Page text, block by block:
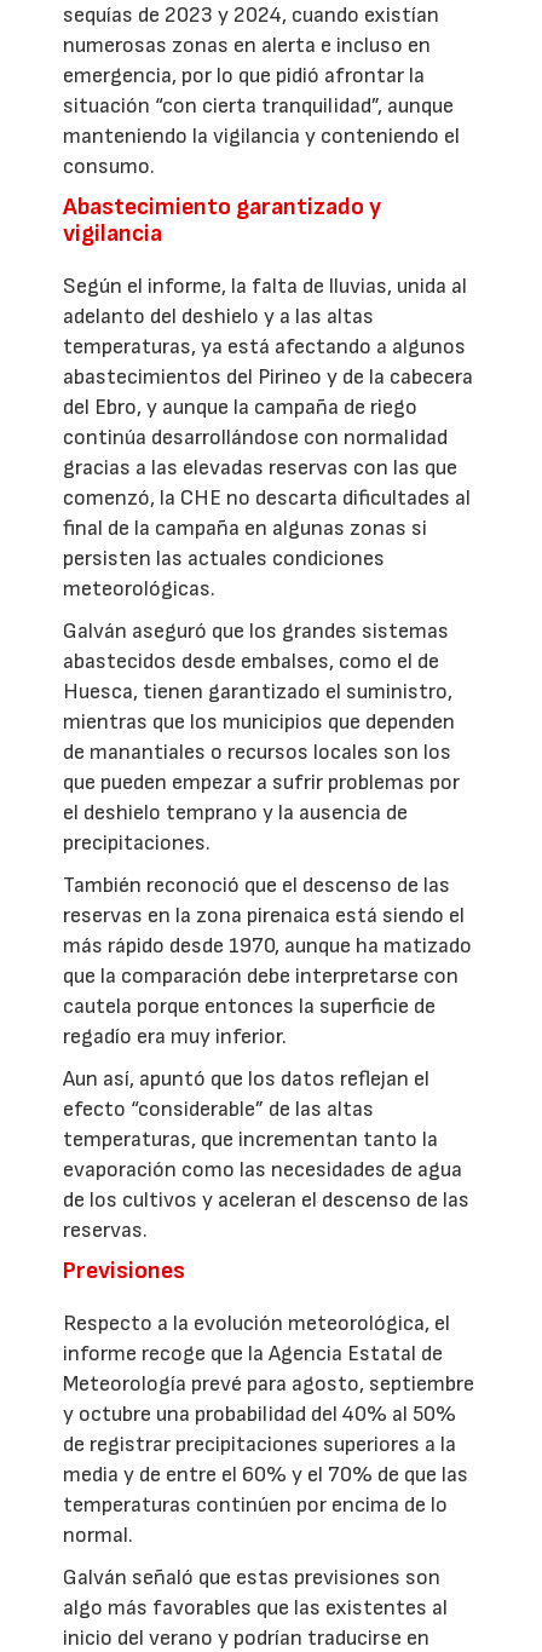
sequías de 2023 y 2024, cuando existían
numerosas zonas en alerta e incluso en
emergencia, por lo que pidió afrontar la
situación “con cierta tranquilidad”, aunque
manteniendo la vigilancia y conteniendo el
consumo.
Abastecimiento garantizado y
vigilancia
Según el informe, la falta de lluvias, unida al
adelanto del deshielo y a las altas
temperaturas, ya está afectando a algunos
abastecimientos del Pirineo y de la cabecera
del Ebro, y aunque la campaña de riego
continúa desarrollándose con normalidad
gracias a las elevadas reservas con las que
comenzó, la CHE no descarta dificultades al
final de la campaña en algunas zonas si
persisten las actuales condiciones
meteorológicas.
Galván aseguró que los grandes sistemas
abastecidos desde embalses, como el de
Huesca, tienen garantizado el suministro,
mientras que los municipios que dependen
de manantiales o recursos locales son los
que pueden empezar a sufrir problemas por
el deshielo temprano y la ausencia de
precipitaciones.
También reconoció que el descenso de las
reservas en la zona pirenaica está siendo el
más rápido desde 1970, aunque ha matizado
que la comparación debe interpretarse con
cautela porque entonces la superficie de
regadío era muy inferior.
Aun así, apuntó que los datos reflejan el
efecto “considerable” de las altas
temperaturas, que incrementan tanto la
evaporación como las necesidades de agua
de los cultivos y aceleran el descenso de las
reservas.
Previsiones
Respecto a la evolución meteorológica, el
informe recoge que la Agencia Estatal de
Meteorología prevé para agosto, septiembre
y octubre una probabilidad del 40% al 50%
de registrar precipitaciones superiores a la
media y de entre el 60% y el 70% de que las
temperaturas continúen por encima de lo
normal.
Galván señaló que estas previsiones son
algo más favorables que las existentes al
inicio del verano y podrían traducirse en